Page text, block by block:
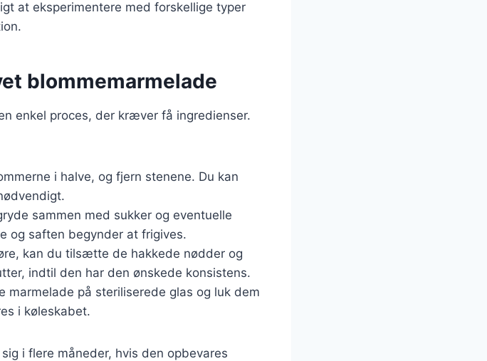
at eksperimentere med forskellige typer
blommemarmelade
enkel proces, der kræver få ingredienser.
i halve, og fjern stenene. Du kan
sammen med sukker og eventuelle
og saften begynder at frigives.
kan du tilsætte de hakkede nødder og
indtil den har den ønskede konsistens.
marmelade på steriliserede glas og luk dem
i køleskabet.
i flere måneder, hvis den opbevares